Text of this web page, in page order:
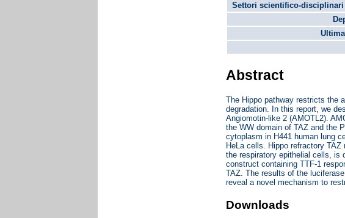
Settori scientifico-disciplinari
Abstract
The Hippo pathway restricts the
degradation. In this report, we
Angiomotin-like 2 (AMOTL2).
the WW domain of TAZ and the
cytoplasm in H441 human lung
HeLa cells. Hippo refractory
the respiratory epithelial cells, is
construct containing TTF-1
TAZ. The results of the
reveal a novel mechanism to
Downloads